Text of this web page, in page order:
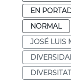
EN
NORMAL
JOSÉ LUIS